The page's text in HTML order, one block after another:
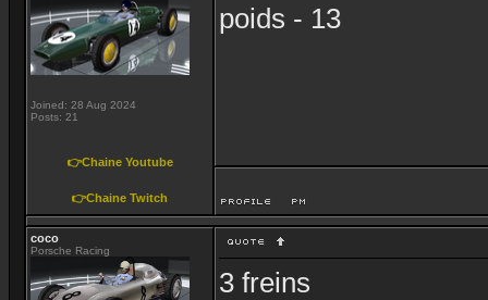
Joined: 28 Aug 2024
Posts: 21
👉Chaine Youtube
👉Chaine Twitch
poids - 13
coco
Porsche Racing
3 freins